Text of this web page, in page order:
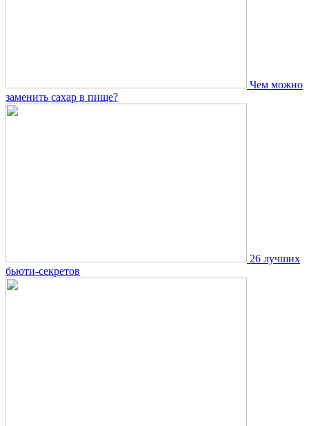
Чем можно
заменить сахар в пище?
26 лучших
бьюти-секретов